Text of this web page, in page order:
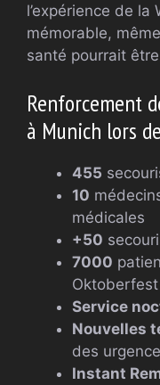
l’expérience de la
mémorable,
santé pourrait
Renforcement
à Munich lors
455
10
médicales
+50
7000
Oktoberfest
Service
Nouvelles
des
Instant